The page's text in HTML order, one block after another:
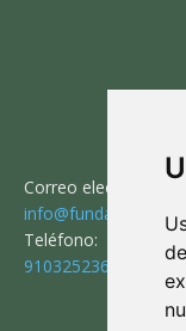
Correo electrónico:
Teléfono:
910325236